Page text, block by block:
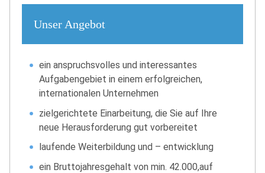
Unser Angebot
ein anspruchsvolles und interessantes
Aufgabengebiet in einem erfolgreichen,
internationalen Unternehmen
zielgerichtete Einarbeitung, die Sie auf Ihre
neue Herausforderung gut vorbereitet
laufende Weiterbildung und – entwicklung
ein Bruttojahresgehalt von min. 42.000,auf